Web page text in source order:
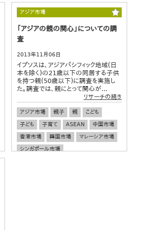
アジア市場
「アジアの親の関心」についての調
査
2013年11月06日
イプソスは、アジアパシフィック地域(日
本を除く)の21歳以下の同居する子供
を持つ親(50歳以下)に調査を実施し
た。調査では、親にとって関心が...
リサーチの続き
アジア市場 親子 親
こども
子ども
子育て ASEAN
中国市場
香港市場
韓国市場
マレーシア市場
シンガポール市場